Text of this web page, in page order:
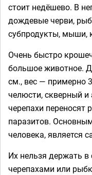
стоит недёшево. В
дождевые черви,
субпродукты, мыши,
Очень быстро
большое животное.
см., вес — примерно
челюсти, скверный и
черепахи переносят
паразитов.
человека, является
Их нельзя держать
черепахами или